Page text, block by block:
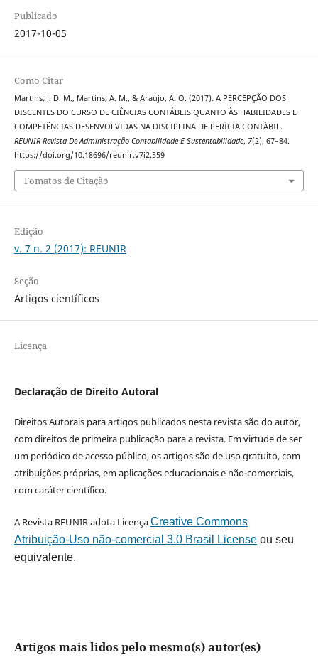
Publicado
2017-10-05
Como Citar
Martins, J. D. M., Martins, A. M., & Araújo, A. O. (2017). A PERCEPÇÃO DOS
DISCENTES DO CURSO DE CIÊNCIAS CONTÁBEIS QUANTO ÀS HABILIDADES E
COMPETÊNCIAS DESENVOLVIDAS NA DISCIPLINA DE PERÍCIA CONTÁBIL.
REUNIR Revista De Administração Contabilidade E Sustentabilidade, 7(2), 67–84.
https://doi.org/10.18696/reunir.v7i2.559
Fomatos de Citação
Edição
v. 7 n. 2 (2017): REUNIR
Seção
Artigos científicos
Licença
Declaração de Direito Autoral
Direitos Autorais para artigos publicados nesta revista são do autor,
com direitos de primeira publicação para a revista. Em virtude de ser
um periódico de acesso público, os artigos são de uso gratuito, com
atribuições próprias, em aplicações educacionais e não-comerciais,
com caráter científico.
A Revista REUNIR adota LicençaCreative Commons
Atribuição-Uso não-comercial 3.0 Brasil Licenseou seu
equivalente.
Artigos mais lidos pelo mesmo(s) autor(es)